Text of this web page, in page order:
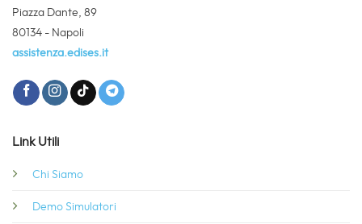
Piazza Dante, 89
80134 - Napoli
assistenza.edises.it
Link Utili
Chi Siamo
Demo Simulatori